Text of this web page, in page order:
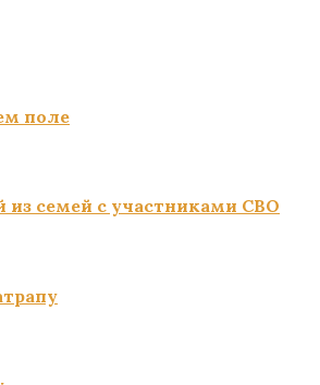
поле
семей с участниками СВО